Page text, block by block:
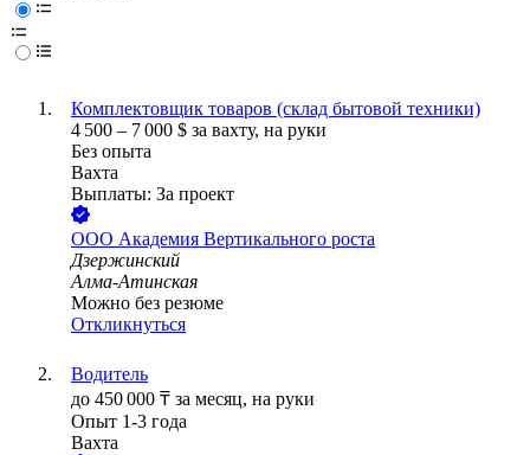
Комплектовщик товаров (склад бытовой техники)
4 500 – 7 000 $ за вахту, на руки
Без опыта
Вахта
Выплаты: За проект
ООО Академия Вертикального роста
Дзержинский
Алма-Атинская
Можно без резюме
Откликнуться
Водитель
до 450 000 ₸ за месяц, на руки
Опыт 1-3 года
Вахта